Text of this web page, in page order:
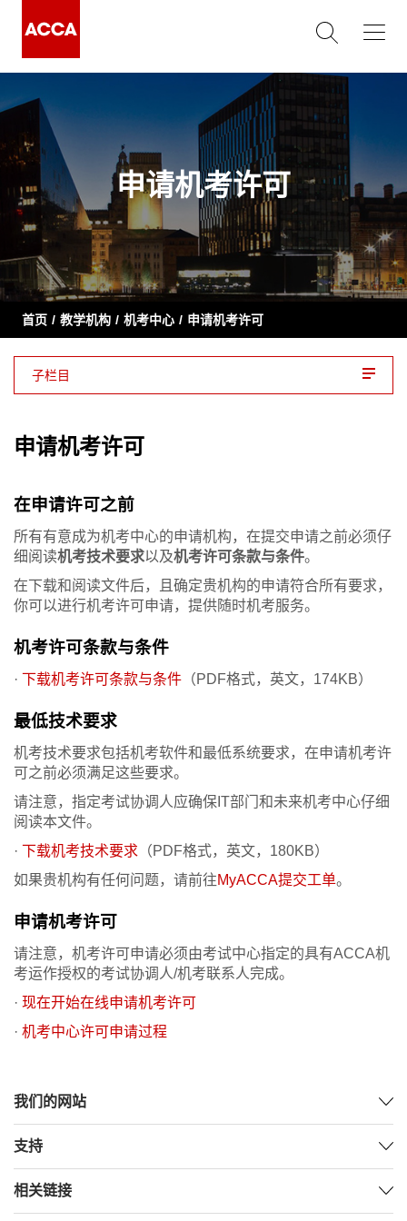
申请机考许可
首页 教学机构 机考中心 申请机考许可
子栏目
申请机考许可
在申请许可之前
所有有意成为机考中心的申请机构，在提交申请之前必须仔
细阅读机考技术要求以及机考许可条款与条件。
在下载和阅读文件后，且确定贵机构的申请符合所有要求，
你可以进行机考许可申请，提供随时机考服务。
机考许可条款与条件
· 下载机考许可条款与条件 （PDF格式，英文，174KB）
最低技术要求
机考技术要求包括机考软件和最低系统要求，在申请机考许
可之前必须满足这些要求。
请注意，指定考试协调人应确保IT部门和未来机考中心仔细
阅读本文件。
· 下载机考技术要求 （PDF格式，英文，180KB）
如果贵机构有任何问题，请前往MyACCA提交工单。
申请机考许可
请注意，机考许可申请必须由考试中心指定的具有ACCA机
考运作授权的考试协调人/机考联系人完成。
· 现在开始在线申请机考许可
· 机考中心许可申请过程
我们的网站
支持
相关链接